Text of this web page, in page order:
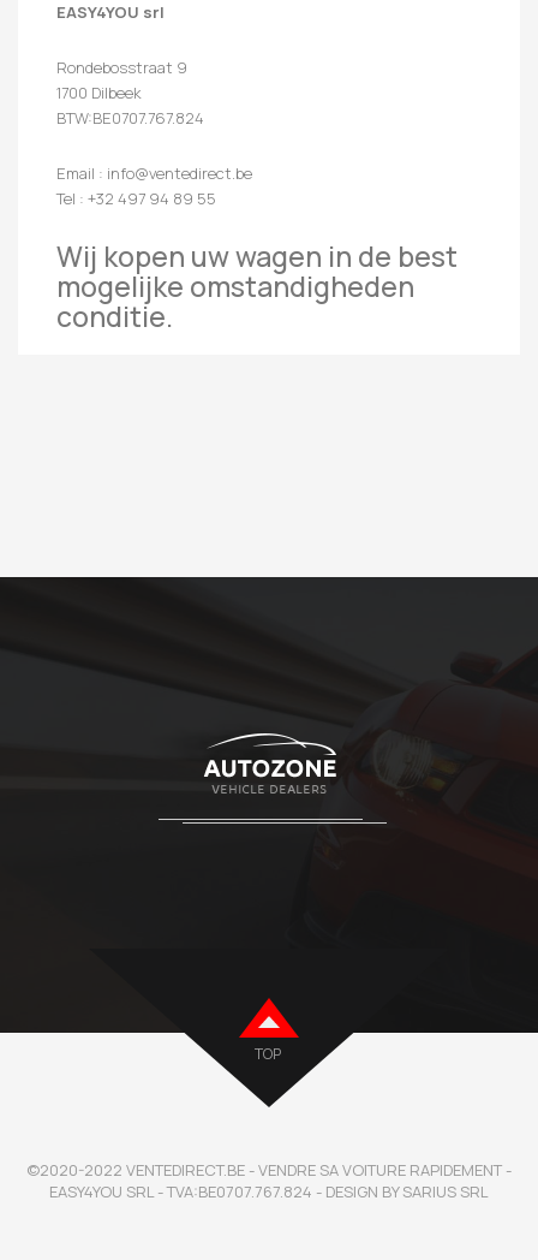
EASY4YOU srl
Rondebosstraat 9
1700 Dilbeek
BTW:BE0707.767.824
Email : info@ventedirect.be
Tel : +32 497 94 89 55
Wij kopen uw wagen in de best
mogelijke omstandigheden
conditie.
TOP
©2020-2022 VENTEDIRECT.BE - VENDRE SA VOITURE RAPIDEMENT -
EASY4YOU SRL - TVA:BE0707.767.824 - DESIGN BY SARIUS SRL